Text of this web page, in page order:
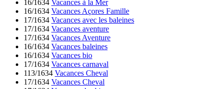
16/1634 Vacances à la Mer
16/1634 Vacances Açores Famille
17/1634 Vacances avec les baleines
17/1634 Vacances aventure
17/1634 Vacances Aventure
16/1634 Vacances baleines
16/1634 Vacances bio
17/1634 Vacances carnaval
113/1634 Vacances Cheval
17/1634 Vacances Cheval